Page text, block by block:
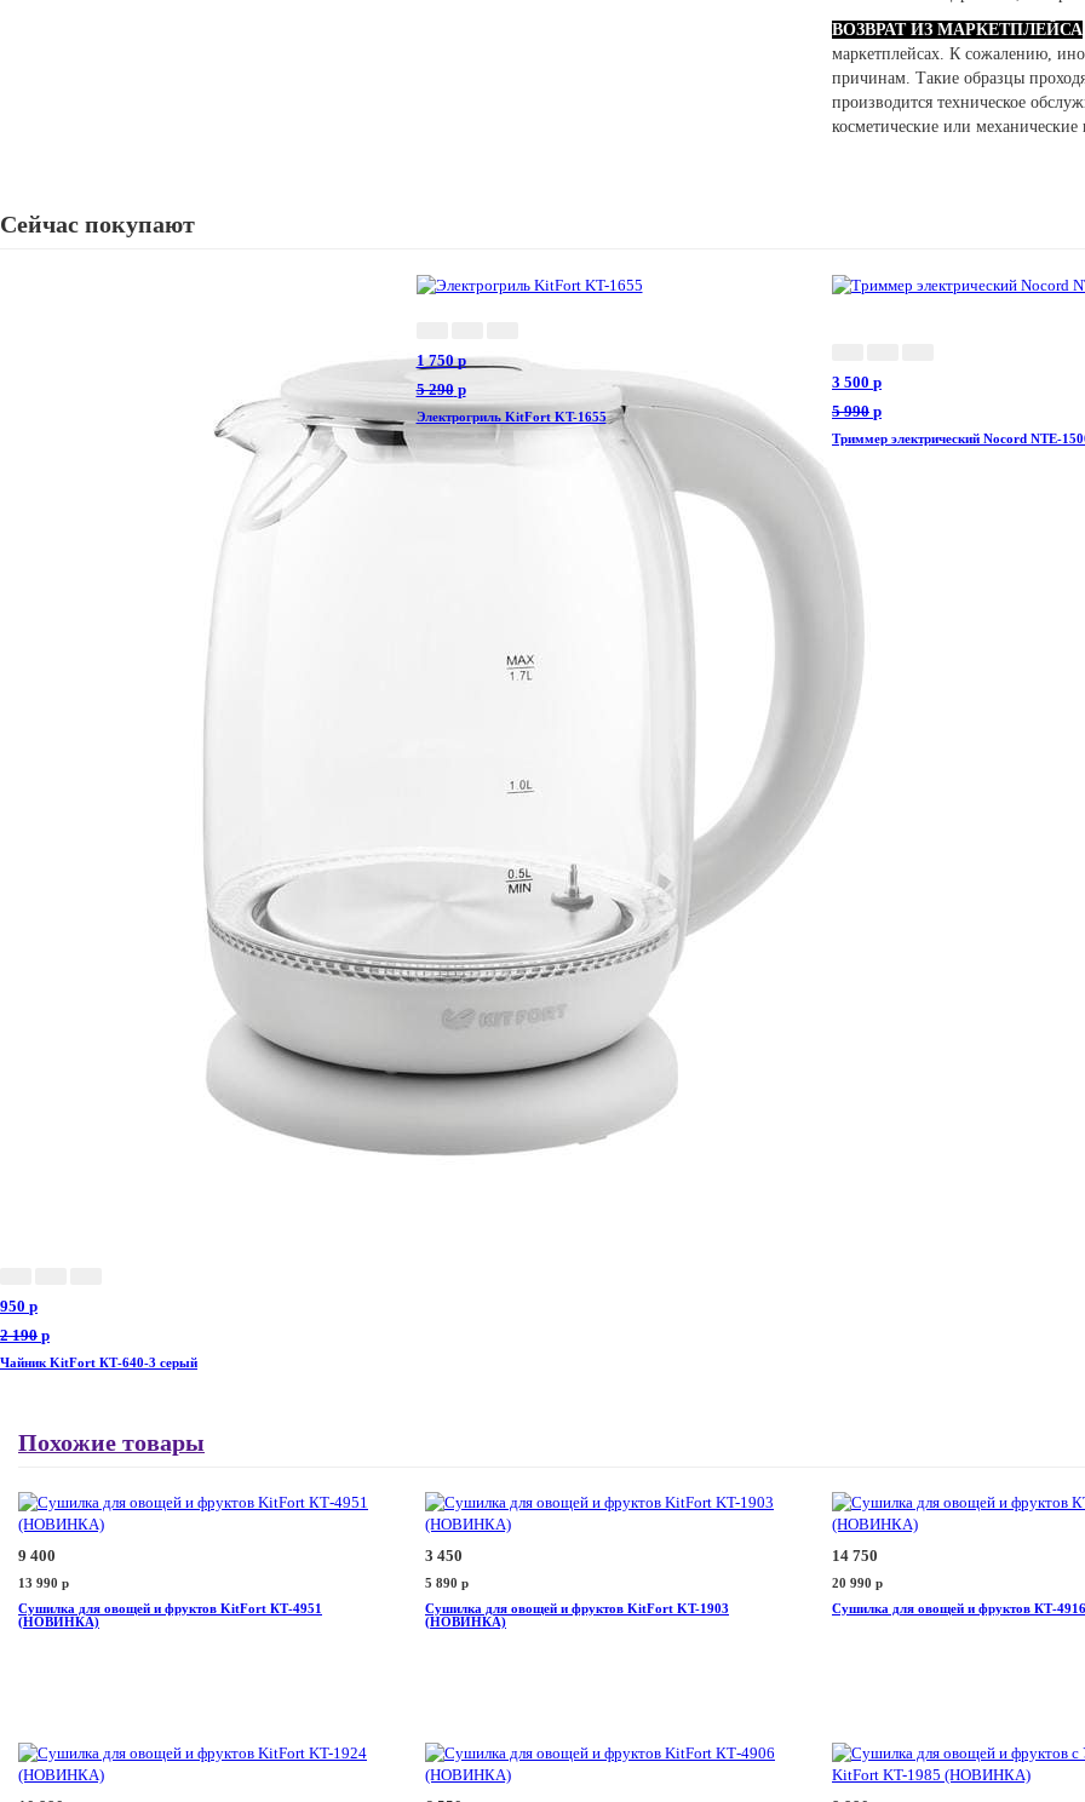
ВОЗВРАТ ИЗ МАРКЕТПЛЕЙСА
маркетплейсах. К сожалению,
причинам. Такие образцы
производится техническое
косметические или
Сейчас покупают
950 p
2 190 p
Чайник KitFort КТ-640-3 серый
1 750p
5 290 p
Электрогриль KitFort KT-1655
3 500 p
5 990 p
Триммер электрический Nocord NTE-
Похожие товары
9 400
13 990 p
Сушилка для овощей и фруктов KitFort КТ-4951
(НОВИНКА)
3 450
5 890 p
Сушилка для овощей и фруктов KitFort KT-1903
(НОВИНКА)
14 750
20 990 p
Сушилка для овощей и фруктов КТ-